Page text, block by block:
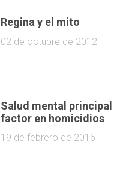
Regina y el mito
02 de octubre de 2012
Salud mental principal
factor en homicidios
19 de febrero de 2016